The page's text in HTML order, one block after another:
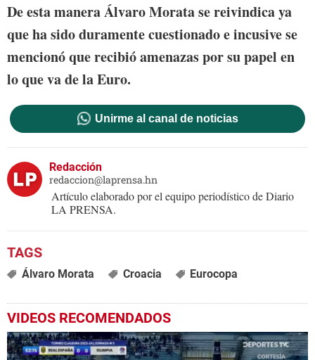
De esta manera Álvaro Morata se reivindica ya
que ha sido duramente cuestionado e incusive se
mencionó que recibió amenazas por su papel en
lo que va de la Euro.
Unirme al canal de noticias
Redacción
redaccion@laprensa.hn
Artículo elaborado por el equipo periodístico de Diario
LA PRENSA.
Álvaro Morata Croacia Eurocopa
VIDEOS RECOMENDADOS